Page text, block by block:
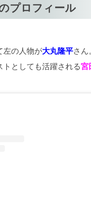
プロフィール
左の人物が大丸隆平さ
トとしても活躍される宮